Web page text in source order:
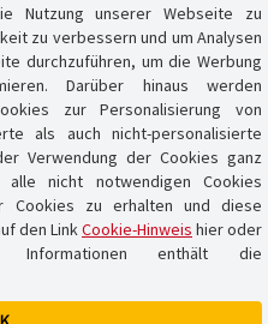
Nutzung unserer Webseite zu
zu verbessern und um Analysen
durchzuführen, um die Werbung
Darüber hinaus werden
zur Personalisierung von
als auch nicht-personalisierte
Verwendung der Cookies ganz
nicht notwendigen Cookies
Cookies zu erhalten und diese
den LinkCookie-Hinweis hier oder
enthält die